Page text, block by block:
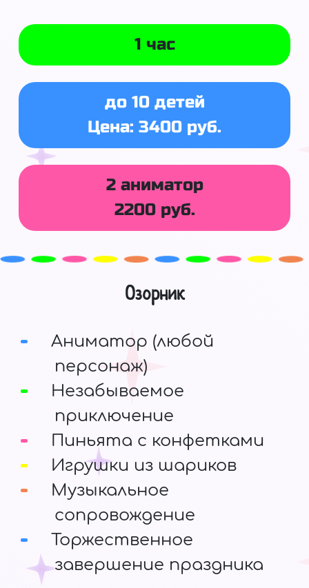
1 час
до 10 детей
Цена: 3400 руб.
2 аниматор
2200 руб.
Озорник
Аниматор (любой
персонаж)
Незабываемое
приключение
Пиньята с конфетками
Игрушки из шариков
Музыкальное
сопровождение
Торжественное
завершение праздника